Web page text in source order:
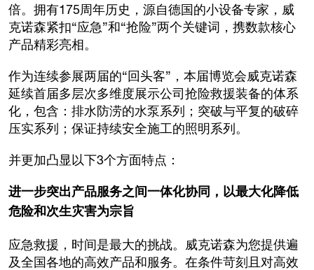
倍。拥有175周年历史，源自德国的小设备专家，威
克诺森紧扣“应急”和“抢险”两个关键词，携数款核心
产品精彩亮相。
作为连续参展两届的“回头客”，本届博览会威克诺森
延续首届多层次多维度展示公司抢险救援装备的体系
化，包含：排水防涝的水泵系列；突破与平复的破碎
压实系列；保证持续安全施工的照明系列。
并更加凸显以下3个方面特点：
进一步突出产品服务之间一体化协同，以最大化降低
危险和次生灾害为宗旨
应急救援，时间是最大的挑战。威克诺森为您提供遍
及全国各地的高效产品和服务。在条件苛刻且对高效